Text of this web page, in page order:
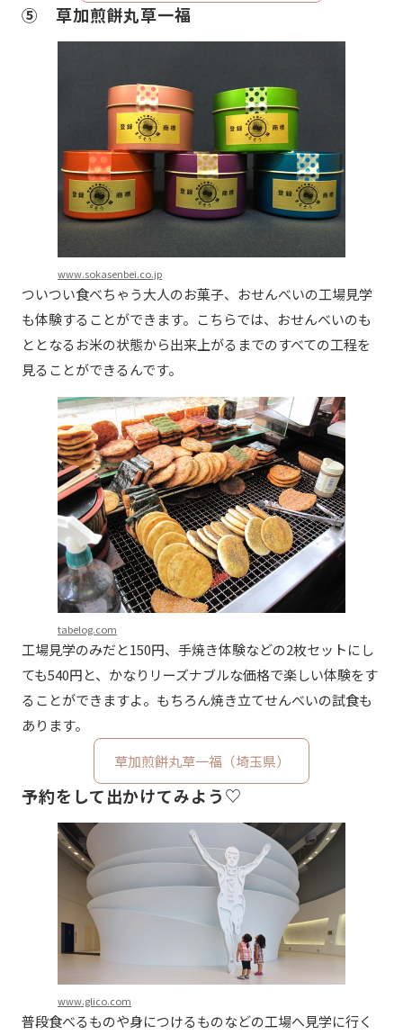
⑤ 草加煎餅丸草一福
www.sokasenbei.co.jp
ついつい食べちゃう大人のお菓子、おせんべいの工場見学
も体験することができます。こちらでは、おせんべいのも
ととなるお米の状態から出来上がるまでのすべての工程を
見ることができるんです。
tabelog.com
工場見学のみだと150円、手焼き体験などの2枚セットにし
ても540円と、かなりリーズナブルな価格で楽しい体験をす
ることができますよ。もちろん焼き立てせんべいの試食も
あります。
草加煎餅丸草一福（埼玉県）
予約をして出かけてみよう♡
www.glico.com
普段食べるものや身につけるものなどの工場へ見学に行く